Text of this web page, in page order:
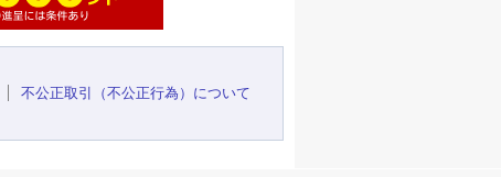
不公正取引（不公正行為）について